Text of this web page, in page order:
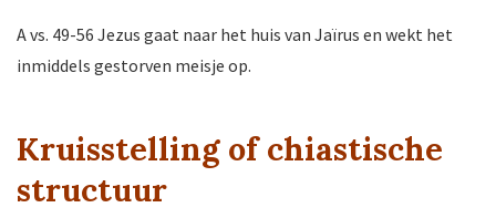
A vs. 49-56 Jezus gaat naar het huis van Jaïrus en wekt het
inmiddels gestorven meisje op.
Kruisstelling of chiastische
structuur